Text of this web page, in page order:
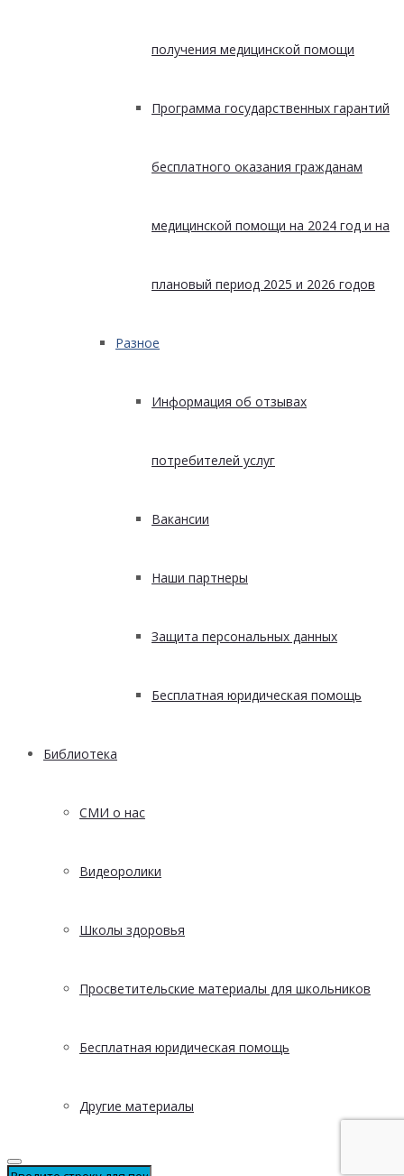
получения медицинской помощи
Программа государственных гарантий
бесплатного оказания гражданам
медицинской помощи на 2024 год и на
плановый период 2025 и 2026 годов
Разное
Информация об отзывах
потребителей услуг
Вакансии
Наши партнеры
Защита персональных данных
Бесплатная юридическая помощь
Библиотека
СМИ о нас
Видеоролики
Школы здоровья
Просветительские материалы для школьников
Бесплатная юридическая помощь
Другие материалы